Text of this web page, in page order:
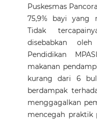
Puskesmas
75,9% bayi yang
Tidak
disebabkan
Pendidikan
makanan
kurang dari 6
berdampak
menggagalkan
mencegah praktik